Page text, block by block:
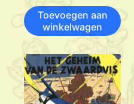
Toevoegen aan
winkelwagen